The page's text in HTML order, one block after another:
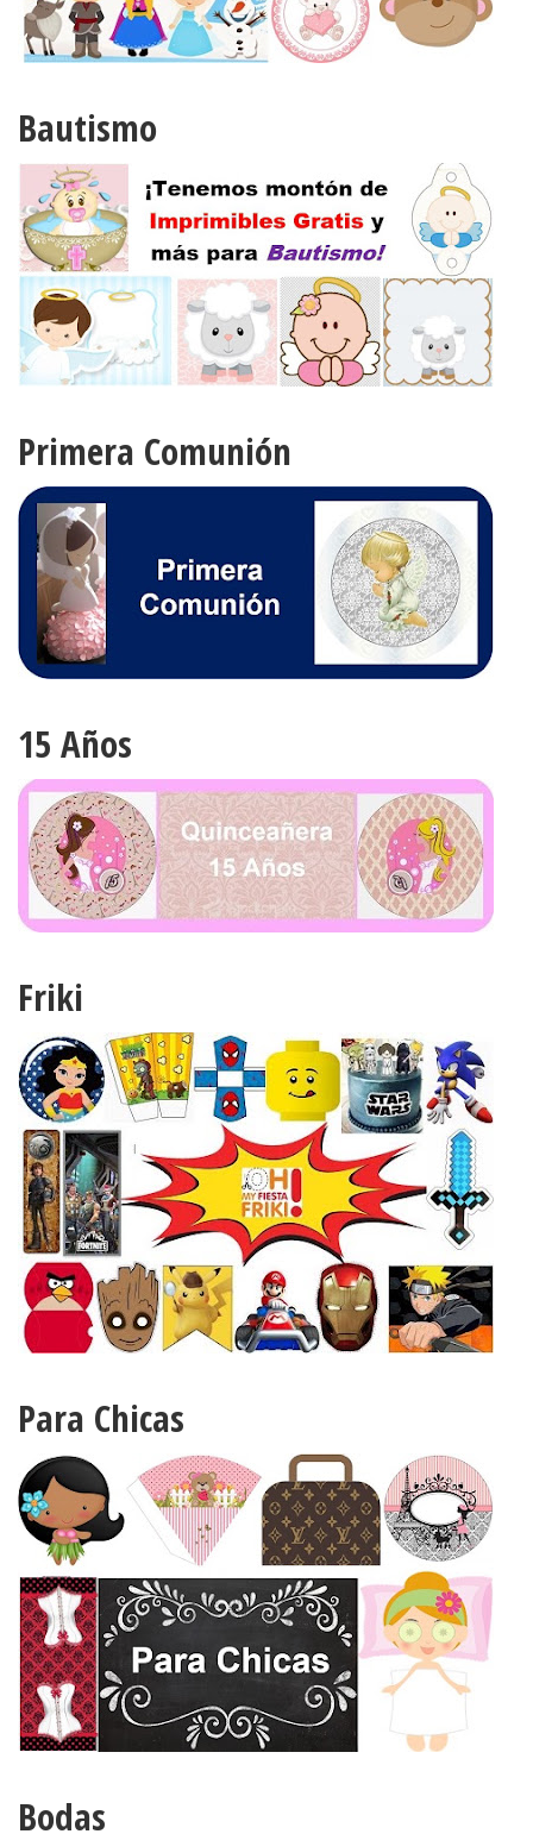
Bautismo
Primera Comunión
15 Años
Friki
Para Chicas
Bodas